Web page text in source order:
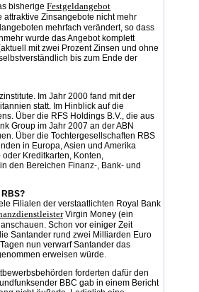
bisherige Festgeldangebot
Zinsangebote nicht mehr
mehrfach verändert, so dass
wurde das Angebot komplett
mit zwei Prozent Zinsen und ohne
bis zum Ende der
Im Jahr 2000 fand mit der
statt. Im Hinblick auf die
Über die RFS Holdings B.V., die aus
Group im Jahr 2007 an der ABN
Über die Tochtergesellschaften RBS
in Europa, Asien und Amerika
Kreditkarten, Konten,
den Bereichen Finanz-, Bank- und
Filialen der verstaatlichten Royal Bank
Virgin Money (ein
Schon vor einiger Zeit
Santander rund zwei Milliarden Euro
nun verwarf Santander das
erweisen würde.
forderten dafür den
BBC gab in einem Bericht